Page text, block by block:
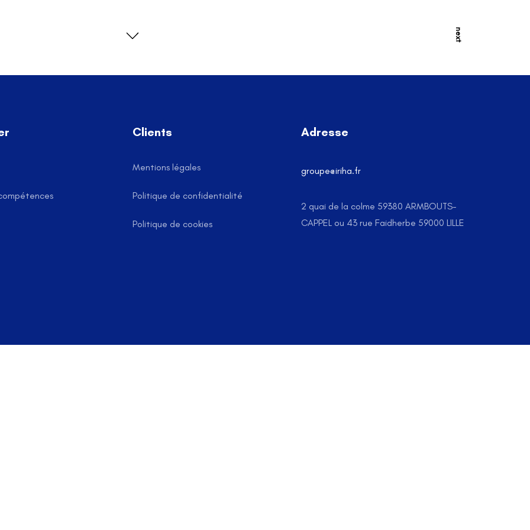
next
Clients
Mentions légales
Politique de confidentialité
Politique de cookies
Adresse
groupe@iriha.fr
2 quai de la colme 59380 ARMBOUTS-
CAPPEL ou 43 rue Faidherbe 59000 LILLE